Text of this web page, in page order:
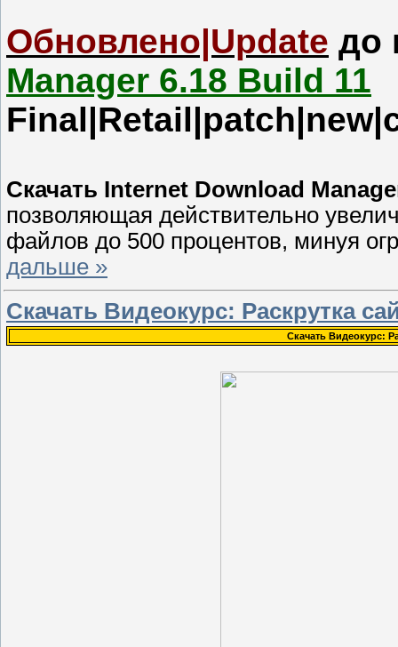
Обновлено|Update до
Manager 6.18 Build 11
Скачать Internet Download
позволяющая действительно
файлов до 500 процентов, минуя
дальше »
Скачать Видеокурс: Раскрутка
Скачать Видеокурс: